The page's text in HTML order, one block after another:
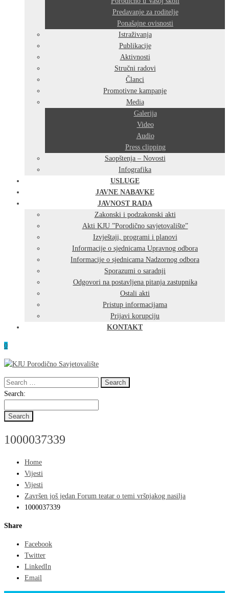
Predavanje za roditelje
Ponašajne ovisnosti
Istraživanja
Publikacije
Aktivnosti
Stručni radovi
Članci
Promotivne kampanje
Media
Galerija
Video
Audio
Press clipping
Saopštenja – Novosti
Infografika
USLUGE
JAVNE NABAVKE
JAVNOST RADA
Zakonski i podzakonski akti
Akti KJU ”Porodično savjetovalište”
Izvještaji, programi i planovi
Informacije o sjednicama Upravnog odbora
Informacije o sjednicama Nadzornog odbora
Sporazumi o saradnji
Odgovori na postavljena pitanja zastupnika
Ostali akti
Pristup informacijama
Prijavi korupciju
KONTAKT
0
Search
for:
Search
Search:
1000037339
Home
Vijesti
Vijesti
Završen još jedan Forum teatar o temi vršnjakog nasilja
1000037339
Share
Facebook
Twitter
LinkedIn
Email